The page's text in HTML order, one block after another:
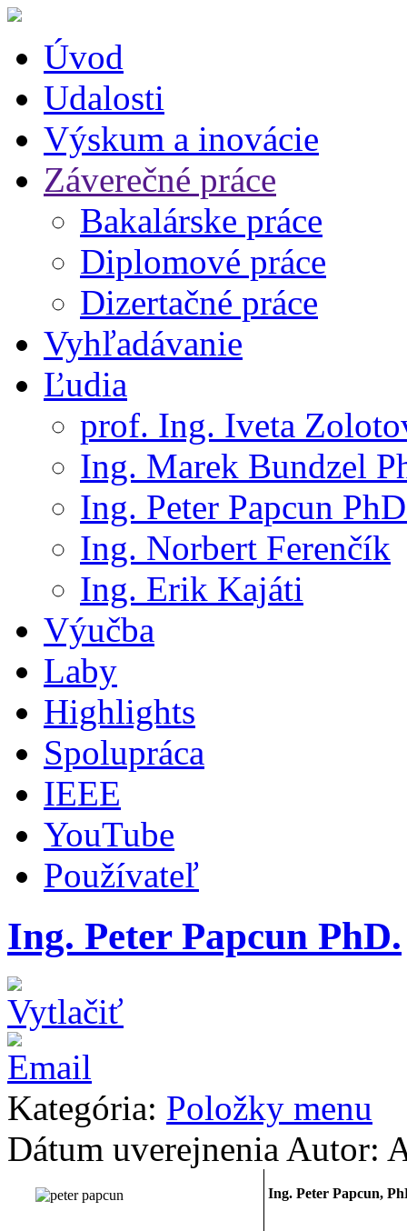
Úvod
Udalosti
Výskum a inovácie
Záverečné práce
Bakalárske práce
Diplomové práce
Dizertačné práce
Vyhľadávanie
Ľudia
prof. Ing. Iveta
Ing. Marek Bundzel
Ing. Peter Papcun
Ing. Norbert Ferenčík
Ing. Erik Kajáti
Výučba
Laby
Highlights
Spolupráca
IEEE
YouTube
Používateľ
Ing. Peter Papcun PhD.
Kategória: Položky menu
Dátum uverejnenia Autor:
Ing. Peter Papcun,